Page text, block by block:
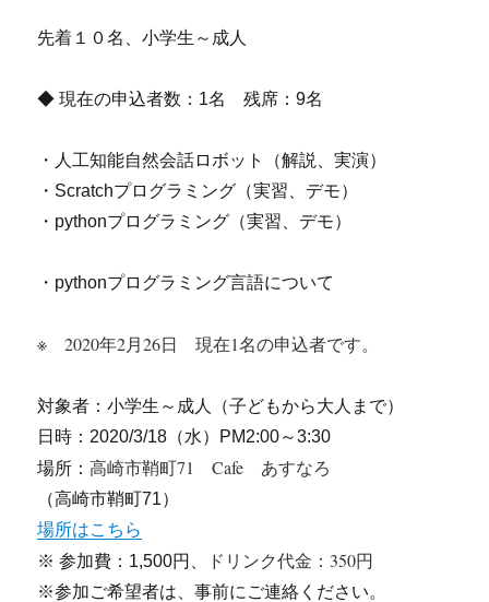
先着１０名、小学生～成人
◆ 現在の申込者数：1名 残席：9名
・人工知能自然会話ロボット（解説、実演）
・Scratchプログラミング（実習、デモ）
・pythonプログラミング（実習、デモ）
・pythonプログラミング言語について
※ 2020年2月26日 現在1名の申込者です。
対象者：小学生～成人（子どもから大人まで）
日時：2020/3/18（水）PM2:00～3:30
場所：高崎市鞘町71 Cafe あすなろ
（高崎市鞘町71）
場所はこちら
※ 参加費：1,500円、
ドリンク代金：350円
※参加ご希望者は、事前にご連絡ください。